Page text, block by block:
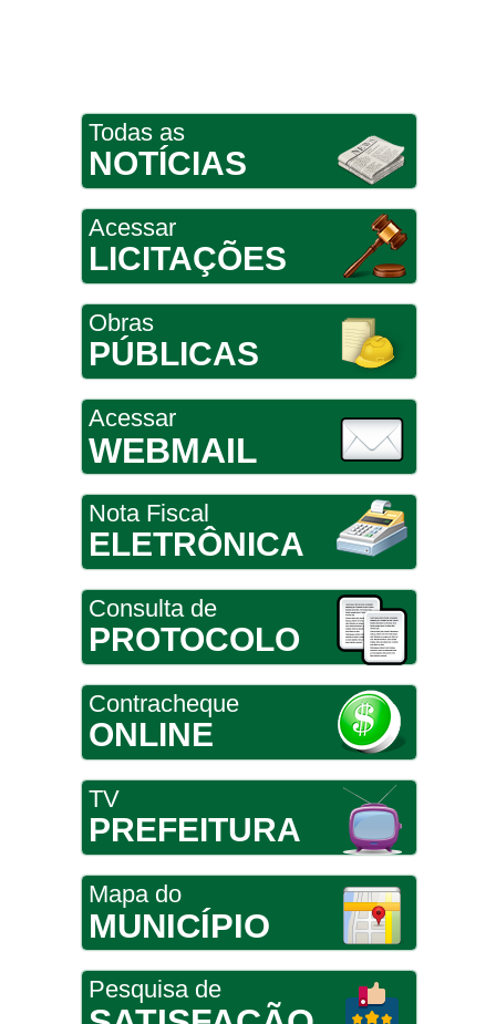
Todas as
NOTÍCIAS
Acessar
LICITAÇÕES
Obras
PÚBLICAS
Acessar
WEBMAIL
Nota Fiscal
ELETRÔNICA
Consulta de
PROTOCOLO
Contracheque
ONLINE
TV
PREFEITURA
Mapa do
MUNICÍPIO
Pesquisa de